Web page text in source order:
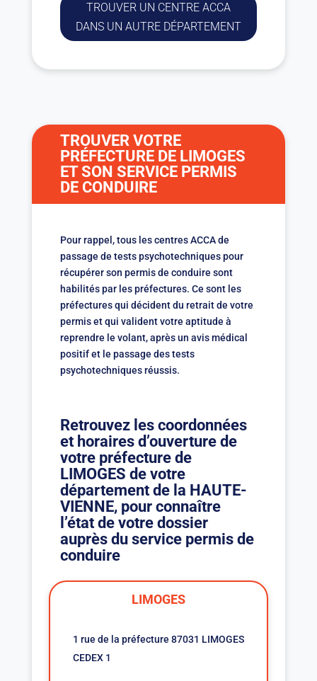
87000 LIMOGES
TROUVER UN CENTRE ACCA
DANS UN AUTRE DÉPARTEMENT
TROUVER VOTRE
PRÉFECTURE DE LIMOGES
ET SON SERVICE PERMIS
DE CONDUIRE
Pour rappel, tous les centres ACCA de
passage de tests psychotechniques pour
récupérer son permis de conduire sont
habilités par les préfectures. Ce sont les
préfectures qui décident du retrait de votre
permis et qui valident votre aptitude à
reprendre le volant, après un avis médical
positif et le passage des tests
psychotechniques réussis.
Retrouvez les coordonnées
et horaires d’ouverture de
votre préfecture de
LIMOGES de votre
département de la HAUTE-
VIENNE, pour connaître
l’état de votre dossier
auprès du service permis de
conduire
LIMOGES
1 rue de la préfecture 87031 LIMOGES
CEDEX 1